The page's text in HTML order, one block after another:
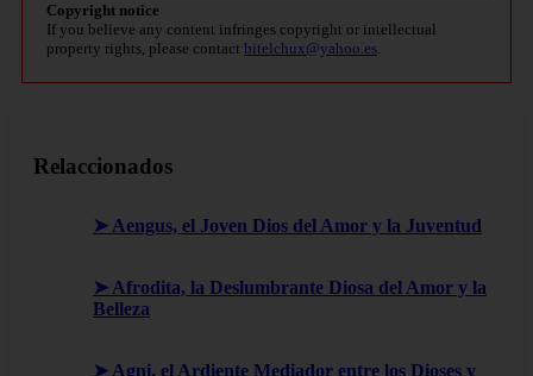
Copyright notice
If you believe any content infringes copyright or intellectual
property rights, please contact bitelchux@yahoo.es.
Relaccionados
➤ Aengus, el Joven Dios del Amor y la Juventud
➤ Afrodita, la Deslumbrante Diosa del Amor y la
Belleza
➤ Agni, el Ardiente Mediador entre los Dioses y